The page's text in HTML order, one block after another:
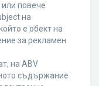
или повече
на
е обект на
за рекламен
на ABV
съдържание